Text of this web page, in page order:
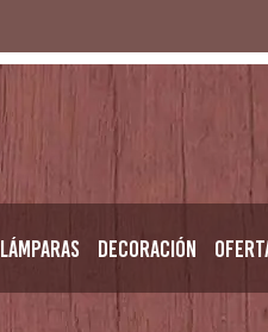
Lámparas Decoración